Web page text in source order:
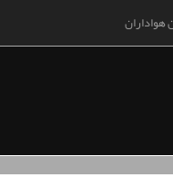
هواداران